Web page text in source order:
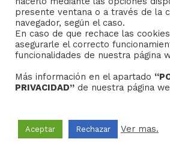
AVISO LEGAL
Sus datos seguros.
Política de Cookies.
Copyright © 2022Grupo Studium
presente ventana o a través de la
navegador, según el caso.
En caso de que rechace las
asegurarle el correcto
funcionalidades de nuestra página
Más información en el apartado
PRIVACIDAD” de nuestra página
Aceptar Rechazar Ver mas.